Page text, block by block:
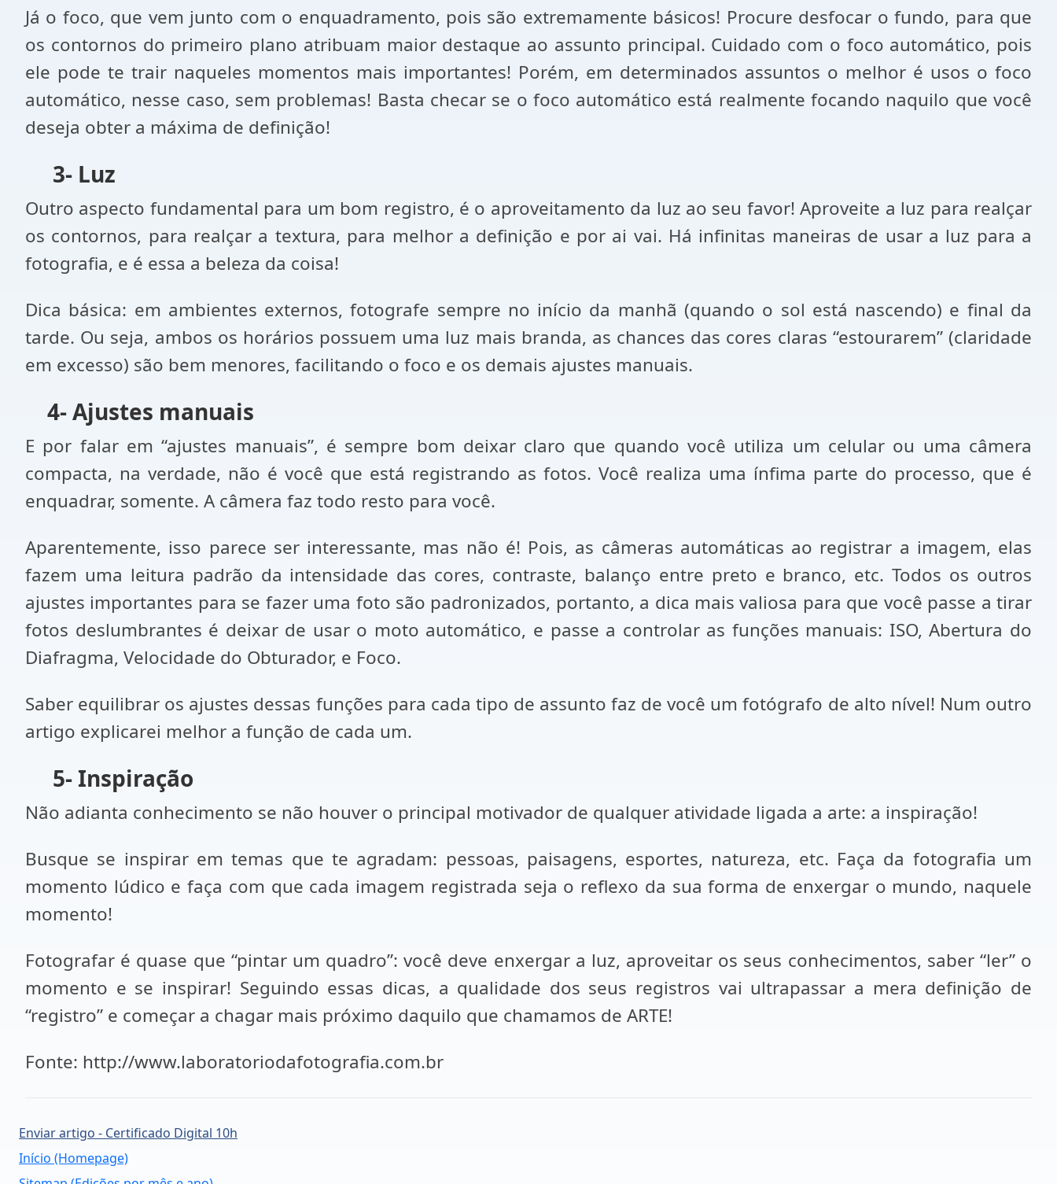
Já o foco, que vem junto com o enquadramento, pois são extremamente básicos! Procure desfocar o fundo, para que
os contornos do primeiro plano atribuam maior destaque ao assunto principal. Cuidado com o foco automático, pois
ele pode te trair naqueles momentos mais importantes! Porém, em determinados assuntos o melhor é usos o foco
automático, nesse caso, sem problemas! Basta checar se o foco automático está realmente focando naquilo que você
deseja obter a máxima de definição!
3- Luz
Outro aspecto fundamental para um bom registro, é o aproveitamento da luz ao seu favor! Aproveite a luz para realçar
os contornos, para realçar a textura, para melhor a definição e por ai vai. Há infinitas maneiras de usar a luz para a
fotografia, e é essa a beleza da coisa!
Dica básica: em ambientes externos, fotografe sempre no início da manhã (quando o sol está nascendo) e final da
tarde. Ou seja, ambos os horários possuem uma luz mais branda, as chances das cores claras “estourarem” (claridade
em excesso) são bem menores, facilitando o foco e os demais ajustes manuais.
4- Ajustes manuais
E por falar em “ajustes manuais”, é sempre bom deixar claro que quando você utiliza um celular ou uma câmera
compacta, na verdade, não é você que está registrando as fotos. Você realiza uma ínfima parte do processo, que é
enquadrar, somente. A câmera faz todo resto para você.
Aparentemente, isso parece ser interessante, mas não é! Pois, as câmeras automáticas ao registrar a imagem, elas
fazem uma leitura padrão da intensidade das cores, contraste, balanço entre preto e branco, etc. Todos os outros
ajustes importantes para se fazer uma foto são padronizados, portanto, a dica mais valiosa para que você passe a tirar
fotos deslumbrantes é deixar de usar o moto automático, e passe a controlar as funções manuais: ISO, Abertura do
Diafragma, Velocidade do Obturador, e Foco.
Saber equilibrar os ajustes dessas funções para cada tipo de assunto faz de você um fotógrafo de alto nível! Num outro
artigo explicarei melhor a função de cada um.
5- Inspiração
Não adianta conhecimento se não houver o principal motivador de qualquer atividade ligada a arte: a inspiração!
Busque se inspirar em temas que te agradam: pessoas, paisagens, esportes, natureza, etc. Faça da fotografia um
momento lúdico e faça com que cada imagem registrada seja o reflexo da sua forma de enxergar o mundo, naquele
momento!
Fotografar é quase que “pintar um quadro”: você deve enxergar a luz, aproveitar os seus conhecimentos, saber “ler” o
momento e se inspirar! Seguindo essas dicas, a qualidade dos seus registros vai ultrapassar a mera definição de
“registro” e começar a chagar mais próximo daquilo que chamamos de ARTE!
Fonte: http://www.laboratoriodafotografia.com.br
Enviar artigo - Certificado Digital 10h
Início (Homepage)